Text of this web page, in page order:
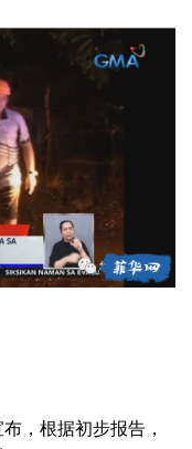
，根据初步报告，